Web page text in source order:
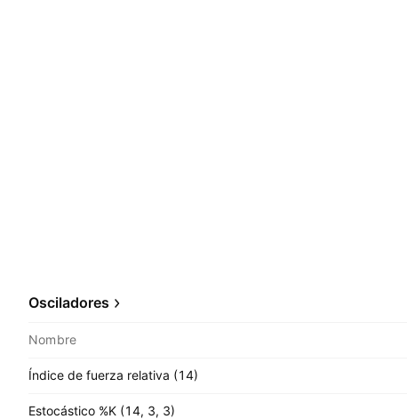
Osciladores
Nombre
Índice de fuerza relativa (14)
Estocástico %K (14, 3, 3)